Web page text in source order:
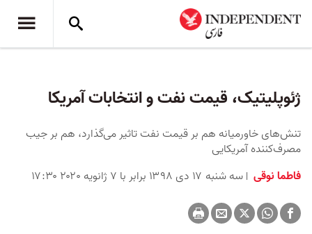
ژئوپلیتیک، قیمت نفت و انتخابات آمریکا
تنش‌های خاورمیانه هم بر قیمت نفت تاثیر می‌گذارد، هم بر جیب
مصرف‌کننده آمریکایی
فاطما نوقی سه شنبه ۱۷ دی ۱۳۹۸ برابر با ۷ ژانویه ۲۰۲۰ ۱۷:۳۰